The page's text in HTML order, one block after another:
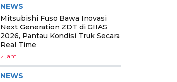
NEWS
Mitsubishi Fuso Bawa Inovasi
Next Generation ZDT di GIIAS
2026, Pantau Kondisi Truk Secara
Real Time
2 jam
NEWS